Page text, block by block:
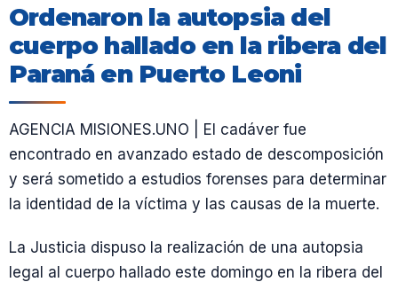
Ordenaron la autopsia del
cuerpo hallado en la ribera del
Paraná en Puerto Leoni
AGENCIA MISIONES.UNO | El cadáver fue
encontrado en avanzado estado de descomposición
y será sometido a estudios forenses para determinar
la identidad de la víctima y las causas de la muerte.
La Justicia dispuso la realización de una autopsia
legal al cuerpo hallado este domingo en la ribera del